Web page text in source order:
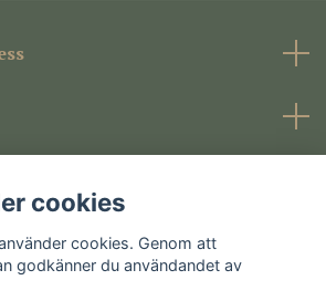
cookies
cookies. Genom att
godkänner du användandet av